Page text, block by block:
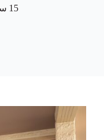
15 سبتمبر، 2025